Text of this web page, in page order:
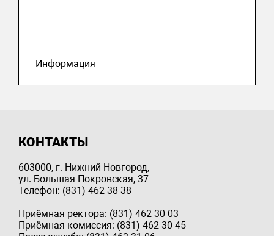
Информация
КОНТАКТЫ
603000, г. Нижний Новгород,
ул. Большая Покровская, 37
Телефон: (831) 462 38 38
Приёмная ректора: (831) 462 30 03
Приёмная комиссия: (831) 462 30 45